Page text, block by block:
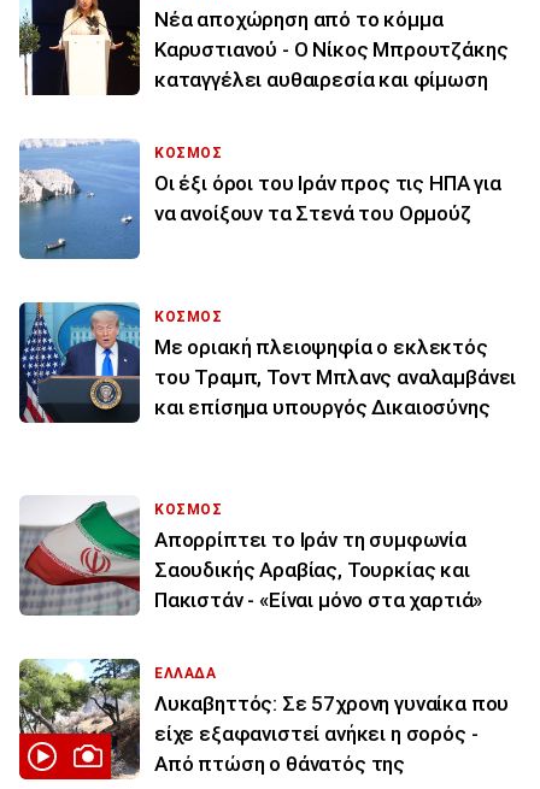
Νέα αποχώρηση από το κόμμα
Καρυστιανού - Ο Νίκος Μπρουτζάκης
καταγγέλει αυθαιρεσία και φίμωση
ΚΟΣΜΟΣ
Οι έξι όροι του Ιράν προς τις ΗΠΑ για
να ανοίξουν τα Στενά του Ορμούζ
ΚΟΣΜΟΣ
Με οριακή πλειοψηφία ο εκλεκτός
του Τραμπ, Τοντ Μπλανς αναλαμβάνει
και επίσημα υπουργός Δικαιοσύνης
ΚΟΣΜΟΣ
Απορρίπτει το Ιράν τη συμφωνία
Σαουδικής Αραβίας, Τουρκίας και
Πακιστάν - «Είναι μόνο στα χαρτιά»
ΕΛΛΑΔΑ
Λυκαβηττός: Σε 57χρονη γυναίκα που
είχε εξαφανιστεί ανήκει η σορός -
Από πτώση ο θάνατός της